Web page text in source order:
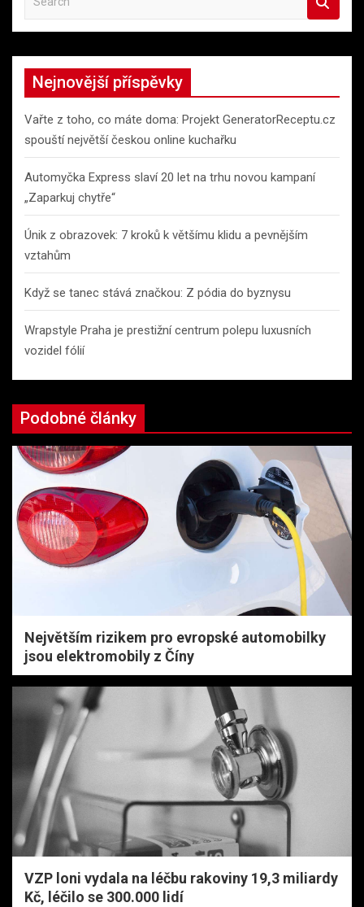
a
r
h
Nejnovější příspěvky
Vařte z toho, co máte doma: Projekt GeneratorReceptu.cz
spouští největší českou online kuchařku
Automyčka Express slaví 20 let na trhu novou kampaní
„Zaparkuj chytře“
Únik z obrazovek: 7 kroků k většímu klidu a pevnějším
vztahům
Když se tanec stává značkou: Z pódia do byznysu
Wrapstyle Praha je prestižní centrum polepu luxusních
vozidel fólií
Podobné články
Největším rizikem pro evropské automobilky
jsou elektromobily z Číny
VZP loni vydala na léčbu rakoviny 19,3 miliardy
Kč, léčilo se 300.000 lidí